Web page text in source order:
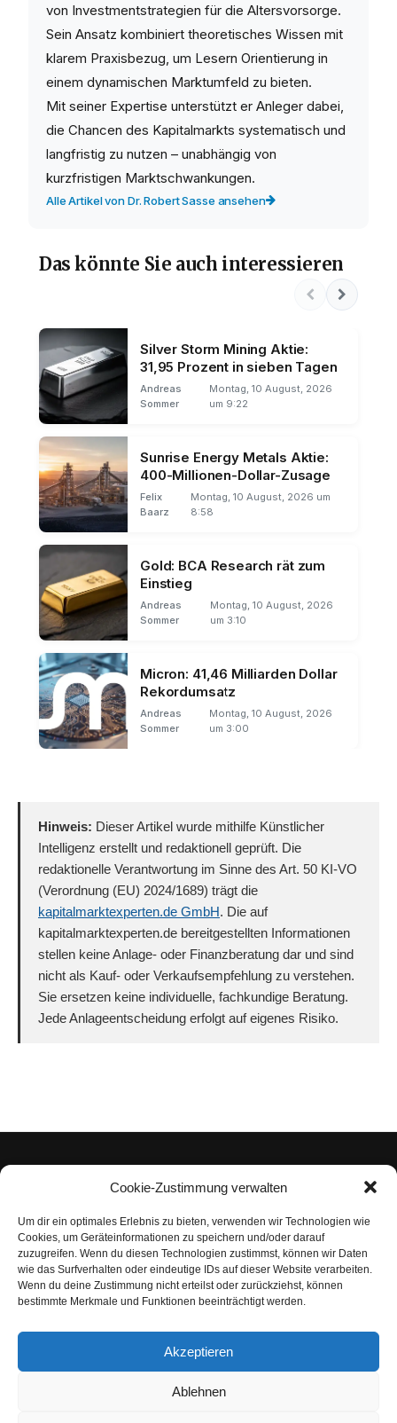
Cookie-Zustimmung verwalten
Um dir ein optimales Erlebnis zu bieten, verwenden wir Technologien wie
Cookies, um Geräteinformationen zu speichern und/oder darauf
zuzugreifen. Wenn du diesen Technologien zustimmst, können wir Daten
wie das Surfverhalten oder eindeutige IDs auf dieser Website verarbeiten.
Wenn du deine Zustimmung nicht erteilst oder zurückziehst, können
bestimmte Merkmale und Funktionen beeinträchtigt werden.
Akzeptieren
Ablehnen
von Investmentstrategien für die Altersvorsorge.
Sein Ansatz kombiniert theoretisches Wissen mit
klarem Praxisbezug, um Lesern Orientierung in
einem dynamischen Marktumfeld zu bieten.
Mit seiner Expertise unterstützt er Anleger dabei,
die Chancen des Kapitalmarkts systematisch und
langfristig zu nutzen – unabhängig von
kurzfristigen Marktschwankungen.
Alle Artikel von Dr. Robert Sasse ansehen
Das könnte Sie auch interessieren
Silver Storm Mining Aktie:
31,95 Prozent in sieben Tagen
Andreas
Sommer
Montag, 10 August, 2026
um 9:22
Sunrise Energy Metals Aktie:
400-Millionen-Dollar-Zusage
Felix
Baarz
Montag, 10 August, 2026 um
8:58
Gold: BCA Research rät zum
Einstieg
Andreas
Sommer
Montag, 10 August, 2026
um 3:10
Micron: 41,46 Milliarden Dollar
Rekordumsatz
Andreas
Sommer
Montag, 10 August, 2026
um 3:00
Hinweis: Dieser Artikel wurde mithilfe Künstlicher
Intelligenz erstellt und redaktionell geprüft. Die
redaktionelle Verantwortung im Sinne des Art. 50 KI-VO
(Verordnung (EU) 2024/1689) trägt die
kapitalmarktexperten.de GmbH. Die auf
kapitalmarktexperten.de bereitgestellten Informationen
stellen keine Anlage- oder Finanzberatung dar und sind
nicht als Kauf- oder Verkaufsempfehlung zu verstehen.
Sie ersetzen keine individuelle, fachkundige Beratung.
Jede Anlageentscheidung erfolgt auf eigenes Risiko.
Impressum
Datenschutzerklärung
Nutzungsbedingungen | Haftungsausschluss
AGB